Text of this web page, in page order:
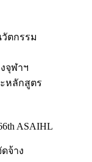
ตกรรม
จุฬาฯ
หลักสูตร
ASAIHL
จ้าง